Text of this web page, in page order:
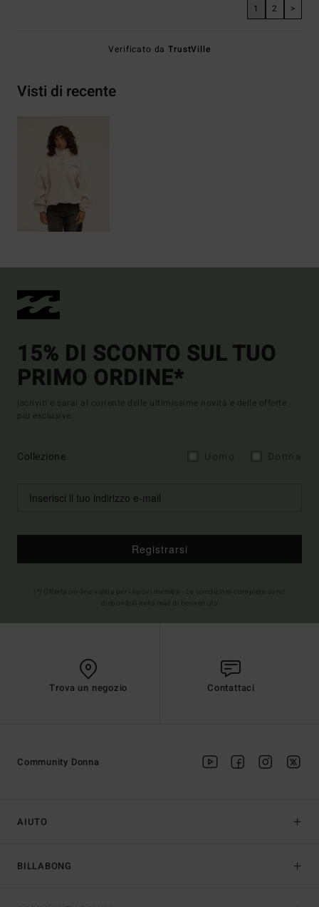
1 2 >
Verificato daTrustVille
Visti di recente
15% DI SCONTO SUL TUO
PRIMO ORDINE*
Iscriviti e sarai al corrente delle ultimissime novità e delle offerte
più esclusive.
Collezione
Registrarsi
Trova un negozio Contattaci
AIUTO
BILLABONG
Community Donna